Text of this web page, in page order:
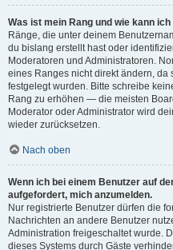
Was ist mein Rang und wie kann
Ränge, die unter deinem
du bislang erstellt hast oder
Moderatoren und Administratoren.
eines Ranges nicht direkt ändern, da
festgelegt wurden. Bitte schreibe
Rang zu erhöhen — die meisten
Moderator oder Administrator wird
wieder zurücksetzen.
Nach oben
Wenn ich bei einem Benutzer auf
aufgefordert, mich anzumelden.
Nur registrierte Benutzer dürfen die
Nachrichten an andere Benutzer
Administration freigeschaltet wurde.
dieses Systems durch Gäste